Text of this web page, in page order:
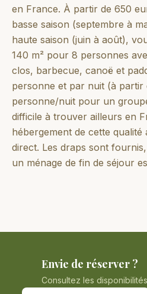
en France. À partir de 650
basse saison (septembre à
haute saison (juin à août),
140 m² pour 8 personnes
clos, barbecue, canoë et
personne et par nuit (à partir
personne/nuit pour un
difficile à trouver ailleurs en
hébergement de cette
direct. Les draps sont
un ménage de fin de séjour
Envie de réserver ?
Consultez les